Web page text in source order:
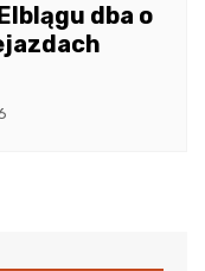
dba o